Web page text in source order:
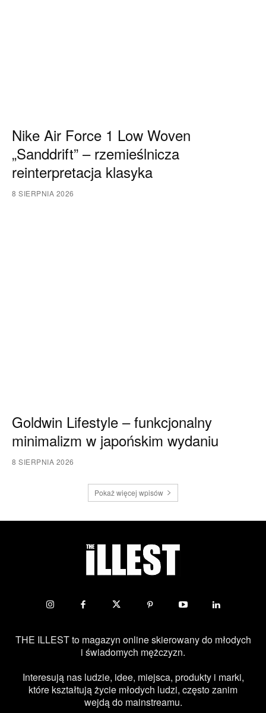
Nike Air Force 1 Low Woven
„Sanddrift” – rzemieślnicza
reinterpretacja klasyka
8 SIERPNIA 2026
Goldwin Lifestyle – funkcjonalny
minimalizm w japońskim wydaniu
8 SIERPNIA 2026
Pokaż więcej wpisów
THE ILLEST to magazyn online skierowany do młodych
i świadomych mężczyzn.
Interesują nas ludzie, idee, miejsca, produkty i marki,
które kształtują życie młodych ludzi, często zanim
wejdą do mainstreamu.